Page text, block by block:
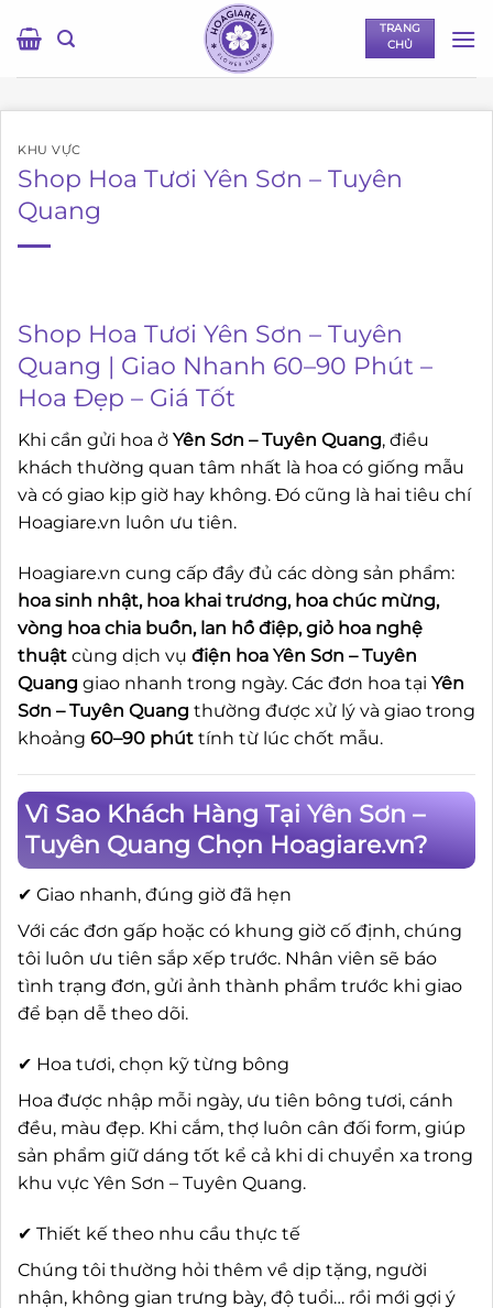
qua
TRANG
CHỦ
KHU VỰC
Shop Hoa Tươi Yên Sơn – Tuyên
Quang
Shop Hoa Tươi Yên Sơn – Tuyên
Quang | Giao Nhanh 60–90 Phút –
Hoa Đẹp – Giá Tốt
Khi cần gửi hoa ở Yên Sơn – Tuyên Quang, điều
khách thường quan tâm nhất là hoa có giống mẫu
và có giao kịp giờ hay không. Đó cũng là hai tiêu chí
Hoagiare.vn luôn ưu tiên.
Hoagiare.vn cung cấp đầy đủ các dòng sản phẩm:
hoa sinh nhật, hoa khai trương, hoa chúc mừng,
vòng hoa chia buồn, lan hồ điệp, giỏ hoa nghệ
thuật cùng dịch vụ điện hoa Yên Sơn – Tuyên
Quang giao nhanh trong ngày. Các đơn hoa tại Yên
Sơn – Tuyên Quang thường được xử lý và giao trong
khoảng 60–90 phút tính từ lúc chốt mẫu.
Vì Sao Khách Hàng Tại Yên Sơn –
Tuyên Quang Chọn Hoagiare.vn?
✔ Giao nhanh, đúng giờ đã hẹn
Với các đơn gấp hoặc có khung giờ cố định, chúng
tôi luôn ưu tiên sắp xếp trước. Nhân viên sẽ báo
tình trạng đơn, gửi ảnh thành phẩm trước khi giao
để bạn dễ theo dõi.
✔ Hoa tươi, chọn kỹ từng bông
Hoa được nhập mỗi ngày, ưu tiên bông tươi, cánh
đều, màu đẹp. Khi cắm, thợ luôn cân đối form, giúp
sản phẩm giữ dáng tốt kể cả khi di chuyển xa trong
khu vực Yên Sơn – Tuyên Quang.
✔ Thiết kế theo nhu cầu thực tế
Chúng tôi thường hỏi thêm về dịp tặng, người
nhận, không gian trưng bày, độ tuổi… rồi mới gợi ý